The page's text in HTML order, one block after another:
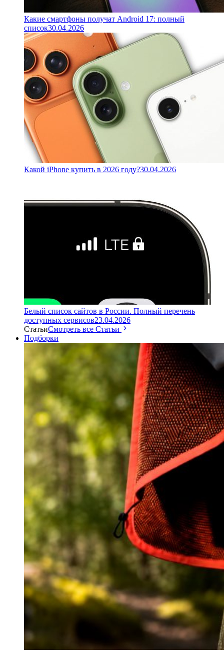
Какие смартфоны получат Android 17: полный
список30.04.2026
Какой iPhone купить в 2026 году?30.04.2026
Белый список сайтов в России. Полный перечень
доступных сервисов23.04.2026
СтатьиСмотреть все Статьи
Подборки